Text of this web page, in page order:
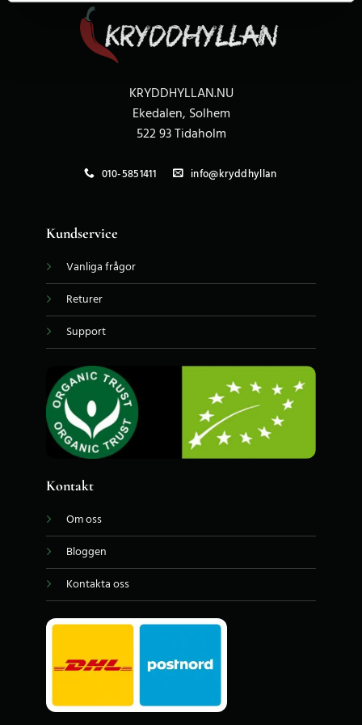
KRYDDHYLLAN.NU
Ekedalen, Solhem
522 93 Tidaholm
010-5851411 info@kryddhyllan
Kundservice
Vanliga frågor
Returer
Support
Kontakt
Om oss
Bloggen
Kontakta oss